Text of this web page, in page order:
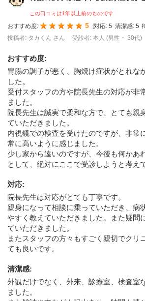
この口コミは1年以上前のものです
おすすめ度: 5 [対応: 5 清潔感: 5
投稿者: タカくん さん
受診者: 本人 (男性・ 30代)
おすすめ度:
胃腸の調子が悪く、胸焼け症状がとれな
した。
受付スタッフの方や院長先生の対応が非
ました。
院長先生は誠実で柔和な方で、とても親
ていただきました。
内視鏡での検査を受けたのですが、非常
常に高いように感じました。
少し家から遠いのですが、今後も何かあ
として、絶対にここで受診しようと考え
対応:
院長先生は対応がとても丁寧です。
親身になって相談に乗っていただき、病
やすく教えていただきました。また疑問
ていただきました。
またスタッフの方々もすごく親切でクリ
ても良いです。
清潔感:
外観だけでなく、外来、診療室、検査室
ました。